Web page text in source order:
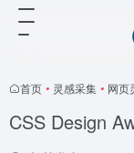
首页 • 灵感采集 • 网页
CSS Design